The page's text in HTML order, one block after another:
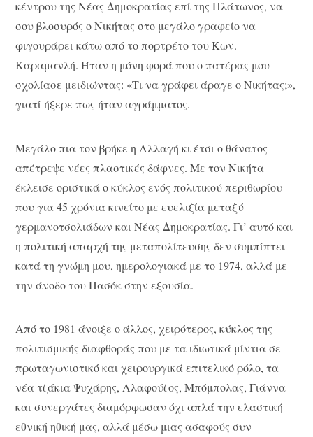
κέντρου της Νέας Δημοκρατίας επί της Πλάτωνος, να
σου βλοσυρός ο Νικήτας στο μεγάλο γραφείο να
φιγουράρει κάτω από το πορτρέτο του Κων.
Καραμανλή. Ήταν η μόνη φορά που ο πατέρας μου
σχολίασε μειδιώντας: «Τι να γράφει άραγε ο Νικήτας;»,
γιατί ήξερε πως ήταν αγράμματος.
Μεγάλο πια τον βρήκε η Αλλαγή κι έτσι ο θάνατος
απέτρεψε νέες πλαστικές δάφνες. Με τον Νικήτα
έκλεισε οριστικά ο κύκλος ενός πολιτικού περιθωρίου
που για 45 χρόνια κινείτο με ευελιξία μεταξύ
γερμανοτσολιάδων και Νέας Δημοκρατίας. Γι’ αυτό και
η πολιτική απαρχή της μεταπολίτευσης δεν συμπίπτει
κατά τη γνώμη μου, ημερολογιακά με το 1974, αλλά με
την άνοδο του Πασόκ στην εξουσία.
Από το 1981 άνοιξε ο άλλος, χειρότερος, κύκλος της
πολιτισμικής διαφθοράς που με τα ιδιωτικά μίντια σε
πρωταγωνιστικό και χειρουργικά επιτελικό ρόλο, τα
νέα τζάκια Ψυχάρης, Αλαφούζος, Μπόμπολας, Γιάννα
και συνεργάτες διαμόρφωσαν όχι απλά την ελαστική
εθνική ηθική μας, αλλά μέσω μιας ασαφούς συν